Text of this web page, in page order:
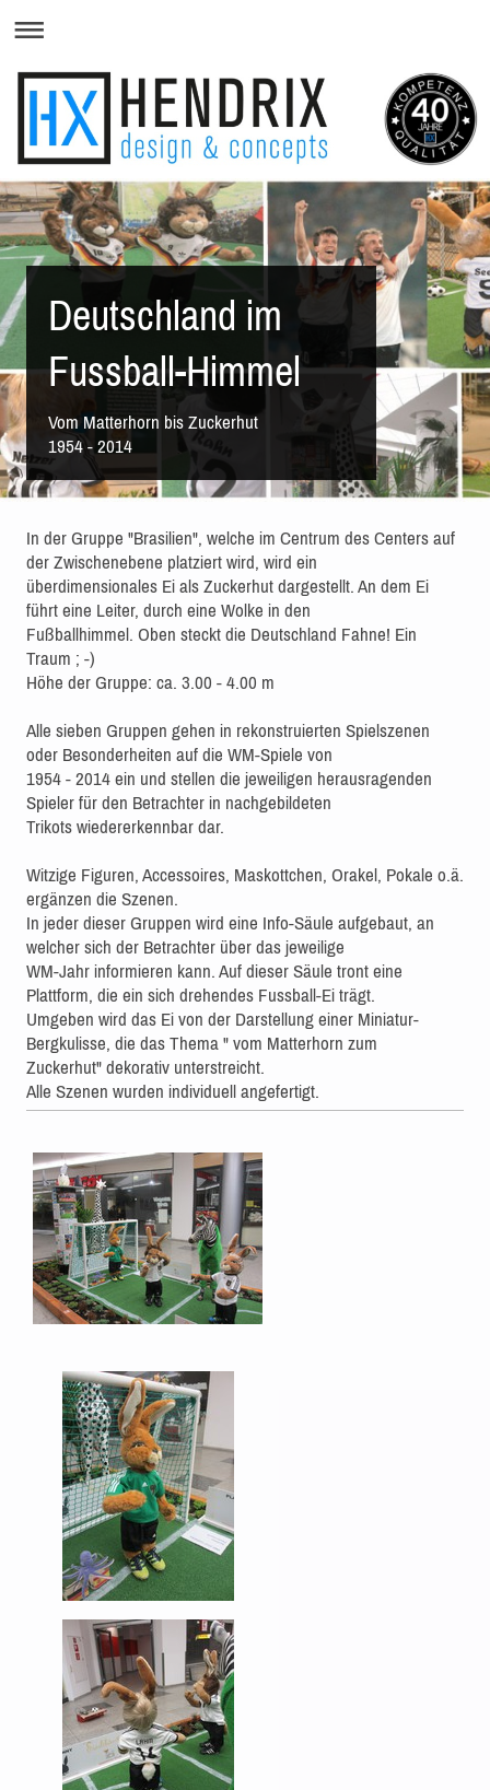
Deutschland im
Fussball-Himmel
Vom Matterhorn bis Zuckerhut
1954 - 2014
In der Gruppe "Brasilien", welche im Centrum des Centers auf
der Zwischenebene platziert wird, wird ein
überdimensionales Ei als Zuckerhut dargestellt. An dem Ei
führt eine Leiter, durch eine Wolke in den
Fußballhimmel. Oben steckt die Deutschland Fahne! Ein
Traum ; -)
Höhe der Gruppe: ca. 3.00 - 4.00 m
Alle sieben Gruppen gehen in rekonstruierten Spielszenen
oder Besonderheiten auf die WM-Spiele von
1954 - 2014 ein und stellen die jeweiligen herausragenden
Spieler für den Betrachter in nachgebildeten
Trikots wiedererkennbar dar.
Witzige Figuren, Accessoires, Maskottchen, Orakel, Pokale o.ä.
ergänzen die Szenen.
In jeder dieser Gruppen wird eine Info-Säule aufgebaut, an
welcher sich der Betrachter über das jeweilige
WM-Jahr informieren kann. Auf dieser Säule tront eine
Plattform, die ein sich drehendes Fussball-Ei trägt.
Umgeben wird das Ei von der Darstellung einer Miniatur-
Bergkulisse, die das Thema " vom Matterhorn zum
Zuckerhut" dekorativ unterstreicht.
Alle Szenen wurden individuell angefertigt.